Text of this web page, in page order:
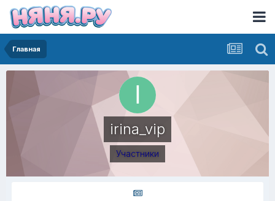
Главная
irina_vip
Участники